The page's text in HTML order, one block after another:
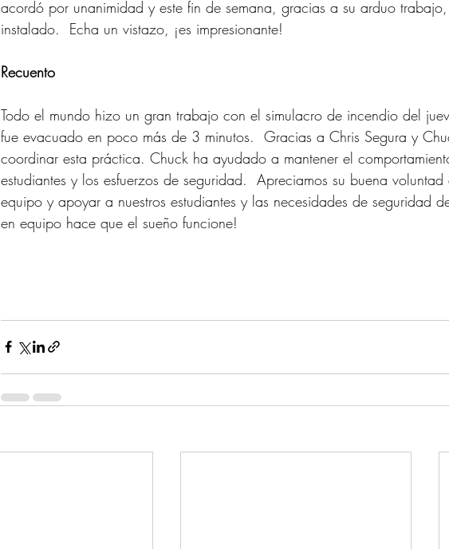
acordó por unanimidad y este fin de semana, gracias a su arduo
instalado.  Echa un vistazo, ¡es impresionante!
Recuento
Todo el mundo hizo un gran trabajo con el simulacro de incendio del
fue evacuado en poco más de 3 minutos.  Gracias a Chris Segura y
coordinar esta práctica. Chuck ha ayudado a mantener el
estudiantes y los esfuerzos de seguridad.  Apreciamos su buena
equipo y apoyar a nuestros estudiantes y las necesidades de seguridad
en equipo hace que el sueño funcione!